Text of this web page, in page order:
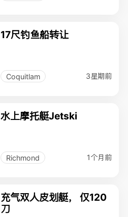
17尺钓鱼船转让
Coquitlam 3星期前
水上摩托艇Jetski
Richmond 1个月前
充气双人皮划艇， 仅120
刀